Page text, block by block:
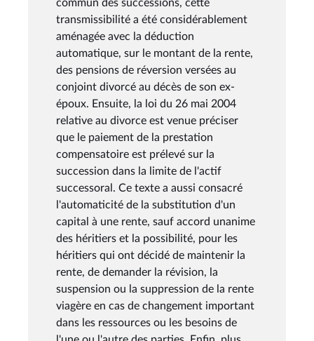
commun des successions, cette
transmissibilité a été considérablement
aménagée avec la déduction
automatique, sur le montant de la rente,
des pensions de réversion versées au
conjoint divorcé au décès de son ex-
époux. Ensuite, la loi du 26 mai 2004
relative au divorce est venue préciser
que le paiement de la prestation
compensatoire est prélevé sur la
succession dans la limite de l'actif
successoral. Ce texte a aussi consacré
l'automaticité de la substitution d'un
capital à une rente, sauf accord unanime
des héritiers et la possibilité, pour les
héritiers qui ont décidé de maintenir la
rente, de demander la révision, la
suspension ou la suppression de la rente
viagère en cas de changement important
dans les ressources ou les besoins de